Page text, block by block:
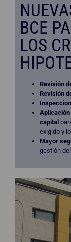
BCE
LOS
Revisión
Revisión
Aplicación
capital
exigido y
Mayor
gestión